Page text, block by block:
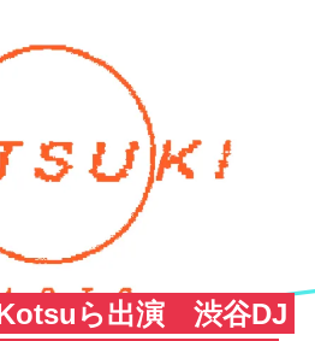
ら出演 渋谷DJ